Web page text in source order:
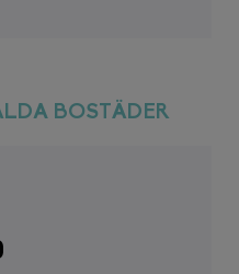
BOSTÄDER